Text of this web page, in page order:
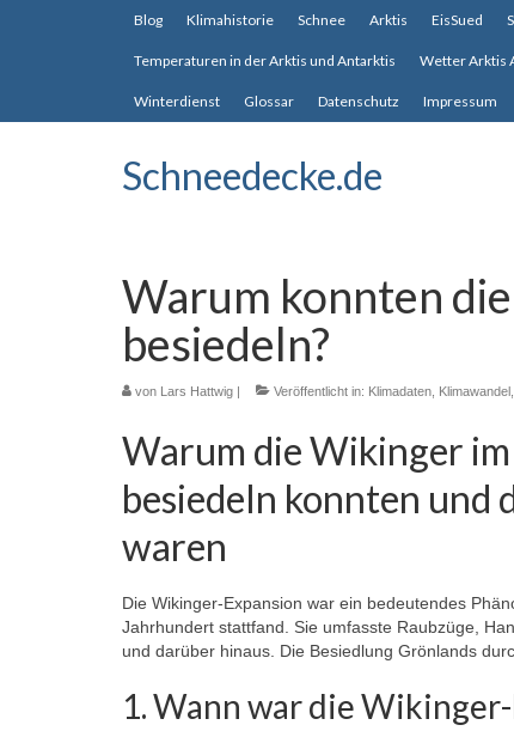
Blog Klimahistorie Schnee Arktis EisSued
Temperaturen in der Arktis und Antarktis Wetter Arktis
Winterdienst Glossar Datenschutz Impressum
Schneedecke.de
Warum konnten
besiedeln?
von Lars Hattwig | Veröffentlicht in: Klimadaten Klimawandel
Warum die Wikinger
besiedeln konnten und
waren
Die Wikinger-Expansion war ein bedeutendes
Jahrhundert stattfand. Sie umfasste Raubzüge,
und darüber hinaus. Die Besiedlung Grönlands
1. Wann war die